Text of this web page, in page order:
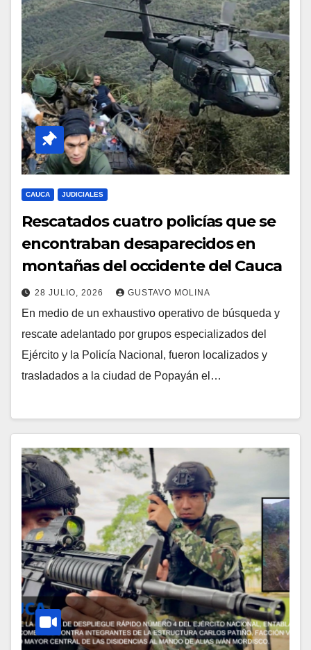
CAUCA JUDICIALES
Rescatados cuatro policías que se
encontraban desaparecidos en
montañas del occidente del Cauca
28 JULIO, 2026 GUSTAVO MOLINA
En medio de un exhaustivo operativo de búsqueda y
rescate adelantado por grupos especializados del
Ejército y la Policía Nacional, fueron localizados y
trasladados a la ciudad de Popayán el…